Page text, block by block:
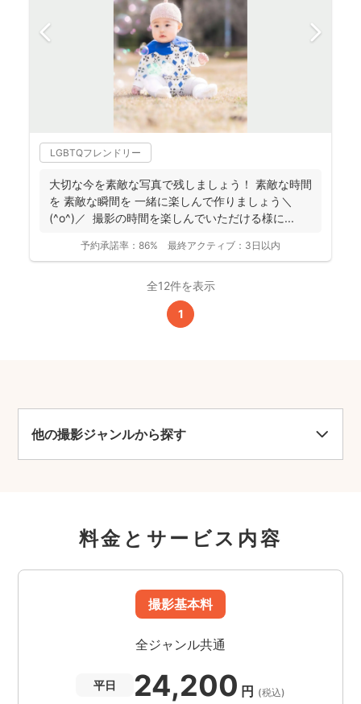
LGBTQフレンドリー
大切な今を素敵な写真で残しましょう！ 素敵な時間
を 素敵な瞬間を 一緒に楽しんで作りましょう＼
(^o^)／ 撮影の時間を楽しんでいただける様に...
予約承諾率： 86% 最終アクティブ： 3日以内
全12件を表示
1
他の撮影ジャンルから探す
料金とサービス内容
撮影基本料
全ジャンル共通
平日 24,200 円 (税込)